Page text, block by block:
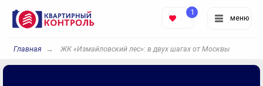
меню
1
Главная ЖК «Измайловский лес»: в двух шагах от Москвы